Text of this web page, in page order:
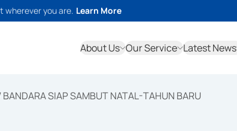
you are. Learn More
About Us Our Service Latest News
SIAP SAMBUT NATAL-TAHUN BARU